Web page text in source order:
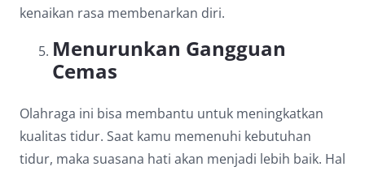
kenaikan rasa membenarkan diri.
Menurunkan Gangguan
Cemas
Olahraga ini bisa membantu untuk meningkatkan
kualitas tidur. Saat kamu memenuhi kebutuhan
tidur, maka suasana hati akan menjadi lebih baik. Hal